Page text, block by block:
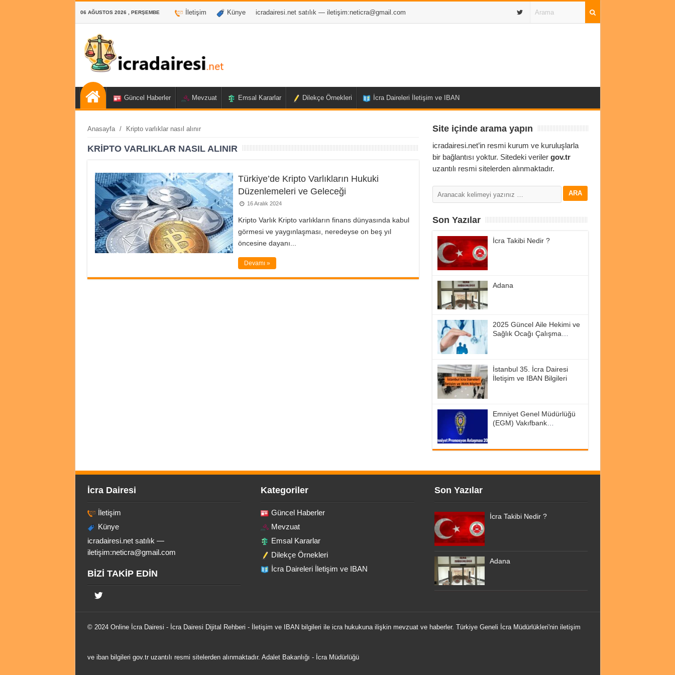
06 AĞUSTOS 2026 , PERŞEMBE İletişim Künye icradairesi.net satılık — iletişim:neticra@gmail.com
Güncel Haberler Mevzuat Emsal Kararlar Dilekçe Örnekleri İcra Daireleri İletişim ve IBAN
Anasayfa / Kripto varlıklar nasıl alınır
KRIPTO VARLIKLAR NASIL ALINIR
Türkiye’de Kripto Varlıkların Hukuki
Düzenlemeleri ve Geleceği
16 Aralık 2024
Kripto Varlık Kripto varlıkların finans dünyasında kabul
görmesi ve yaygınlaşması, neredeyse on beş yıl
öncesine dayanı...
Devamı »
Site içinde arama yapın
icradairesi.net’in resmi kurum ve kuruluşlarla
bir bağlantısı yoktur. Sitedeki veriler gov.tr
uzantılı resmi sitelerden alınmaktadır.
Son Yazılar
İcra Takibi Nedir ?
Adana
2025 Güncel Aile Hekimi ve
Sağlık Ocağı Çalışma
İstanbul 35. İcra Dairesi
İletişim ve IBAN Bilgileri
Emniyet Genel Müdürlüğü
(EGM) Vakıfbank
İcra Dairesi
İletişim
Künye
icradairesi.net satılık —
iletişim:neticra@gmail.com
BİZİ TAKİP EDİN
Kategoriler
Güncel Haberler
Mevzuat
Emsal Kararlar
Dilekçe Örnekleri
İcra Daireleri İletişim ve IBAN
Son Yazılar
İcra Takibi Nedir ?
Adana
© 2024 Online İcra Dairesi - İcra Dairesi Dijital Rehberi - İletişim ve IBAN bilgileri ile icra hukukuna ilişkin mevzuat ve haberler. Türkiye Geneli İcra Müdürlükleri'nin iletişim
ve iban bilgileri gov.tr uzantılı resmi sitelerden alınmaktadır. Adalet Bakanlığı - İcra Müdürlüğü